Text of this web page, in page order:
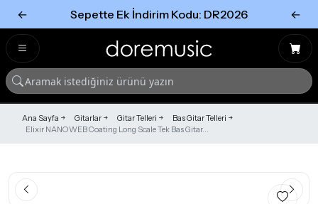
← Sepette Ek İndirim Kodu: DR2026 ←
Ana Sayfa Gitarlar Gitar Telleri
Bas Gitar Telleri
Elixir NANOWEB Coating Long Scale Tek Bas Gitar...
Tümünü Gör
Tümünü gör